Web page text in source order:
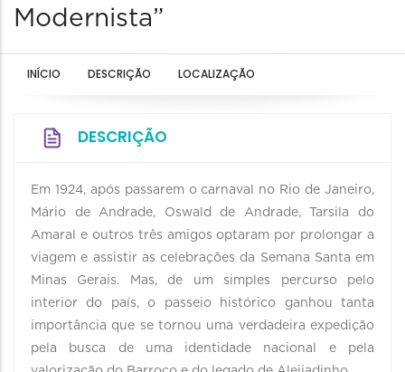
Modernista”
INÍCIO DESCRIÇÃO LOCALIZAÇÃO
DESCRIÇÃO
Em 1924, após passarem o carnaval no Rio de Janeiro,
Mário de Andrade, Oswald de Andrade, Tarsila do
Amaral e outros três amigos optaram por prolongar a
viagem e assistir as celebrações da Semana Santa em
Minas Gerais. Mas, de um simples percurso pelo
interior do país, o passeio histórico ganhou tanta
importância que se tornou uma verdadeira expedição
pela busca de uma identidade nacional e pela